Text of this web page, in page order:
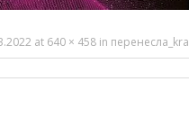
at 640 × 458 in